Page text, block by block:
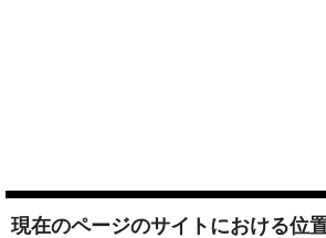
現在のページのサイトにおける位